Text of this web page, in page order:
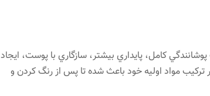
كامل، پايداري بيشتر، سازگاري با پوست، ايجاد
علائه بر این ویژگی ها سپرو با ترکیب 7 روغن غنی کننده در ترکیب مواد اولیه خود باعث شده تا پس از رنگ کردن و